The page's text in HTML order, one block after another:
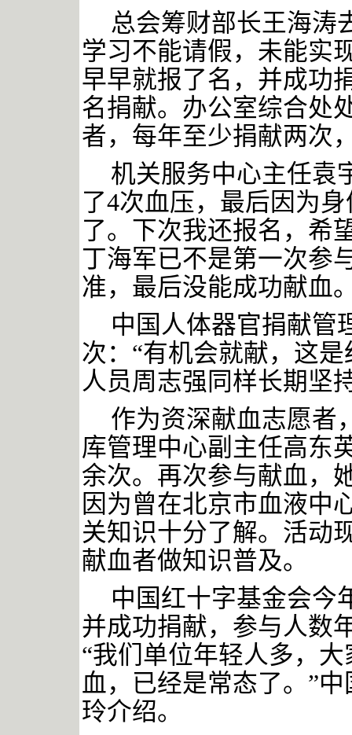
总会筹财部长王海涛
学习不能请假，未能实
早早就报了名，并成功
名捐献。办公室综合处
者，每年至少捐献两次
机关服务中心主任袁
了4次血压，最后因为
了。下次我还报名，希
丁海军已不是第一次参
准，最后没能成功献血
中国人体器官捐献管
次： “有机会就献，这
人员周志强同样长期坚
作为资深献血志愿者
库管理中心副主任高东
余次。再次参与献血，
因为曾在北京市血液中
关知识十分了解。活动
献血者做知识普及。
中国红十字基金会今
并成功捐献，参与人数
“我们单位年轻人多，
血，已经是常态了。”
玲介绍。